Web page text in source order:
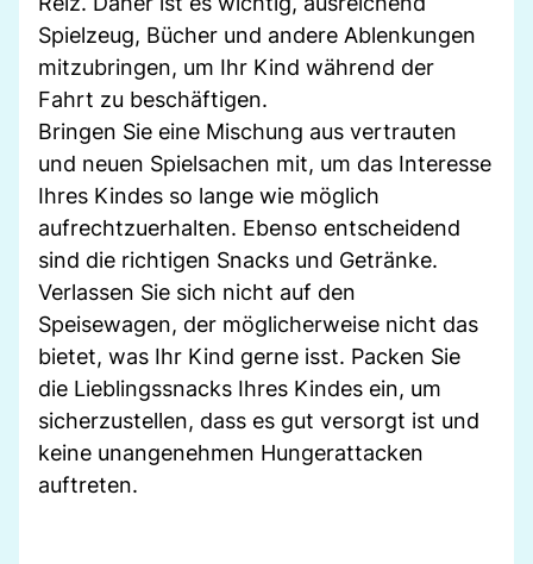
Spielzeug, Bücher und andere Ablenkungen
mitzubringen, um Ihr Kind während der
Fahrt zu beschäftigen.
Bringen Sie eine Mischung aus vertrauten
und neuen Spielsachen mit, um das Interesse
Ihres Kindes so lange wie möglich
aufrechtzuerhalten. Ebenso entscheidend
sind die richtigen Snacks und Getränke.
Verlassen Sie sich nicht auf den
Speisewagen, der möglicherweise nicht das
bietet, was Ihr Kind gerne isst. Packen Sie
die Lieblingssnacks Ihres Kindes ein, um
sicherzustellen, dass es gut versorgt ist und
keine unangenehmen Hungerattacken
auftreten.